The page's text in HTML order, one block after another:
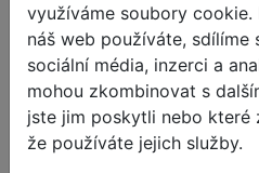
využíváme soubory
náš web používáte, sdílíme
sociální média, inzerci a
mohou zkombinovat s
jste jim poskytli nebo které
že používáte jejich služby.
Budget
Hliníkové
žaluzie
25mm